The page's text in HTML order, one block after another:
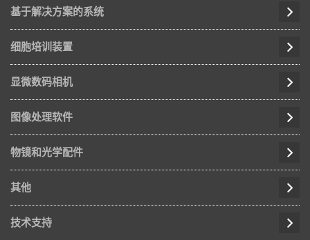
基于解决方案的系统
细胞培训装置
显微数码相机
图像处理软件
物镜和光学配件
其他
技术支持